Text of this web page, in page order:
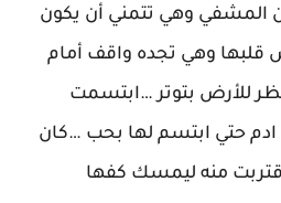
المشفي وهي تتمني أن يكون
قلبها وهي تجده واقف أمام
للأرض بتوتر …ابتسمت
ادم حتي ابتسم لها بحب …كان
منه ليمسك كفها